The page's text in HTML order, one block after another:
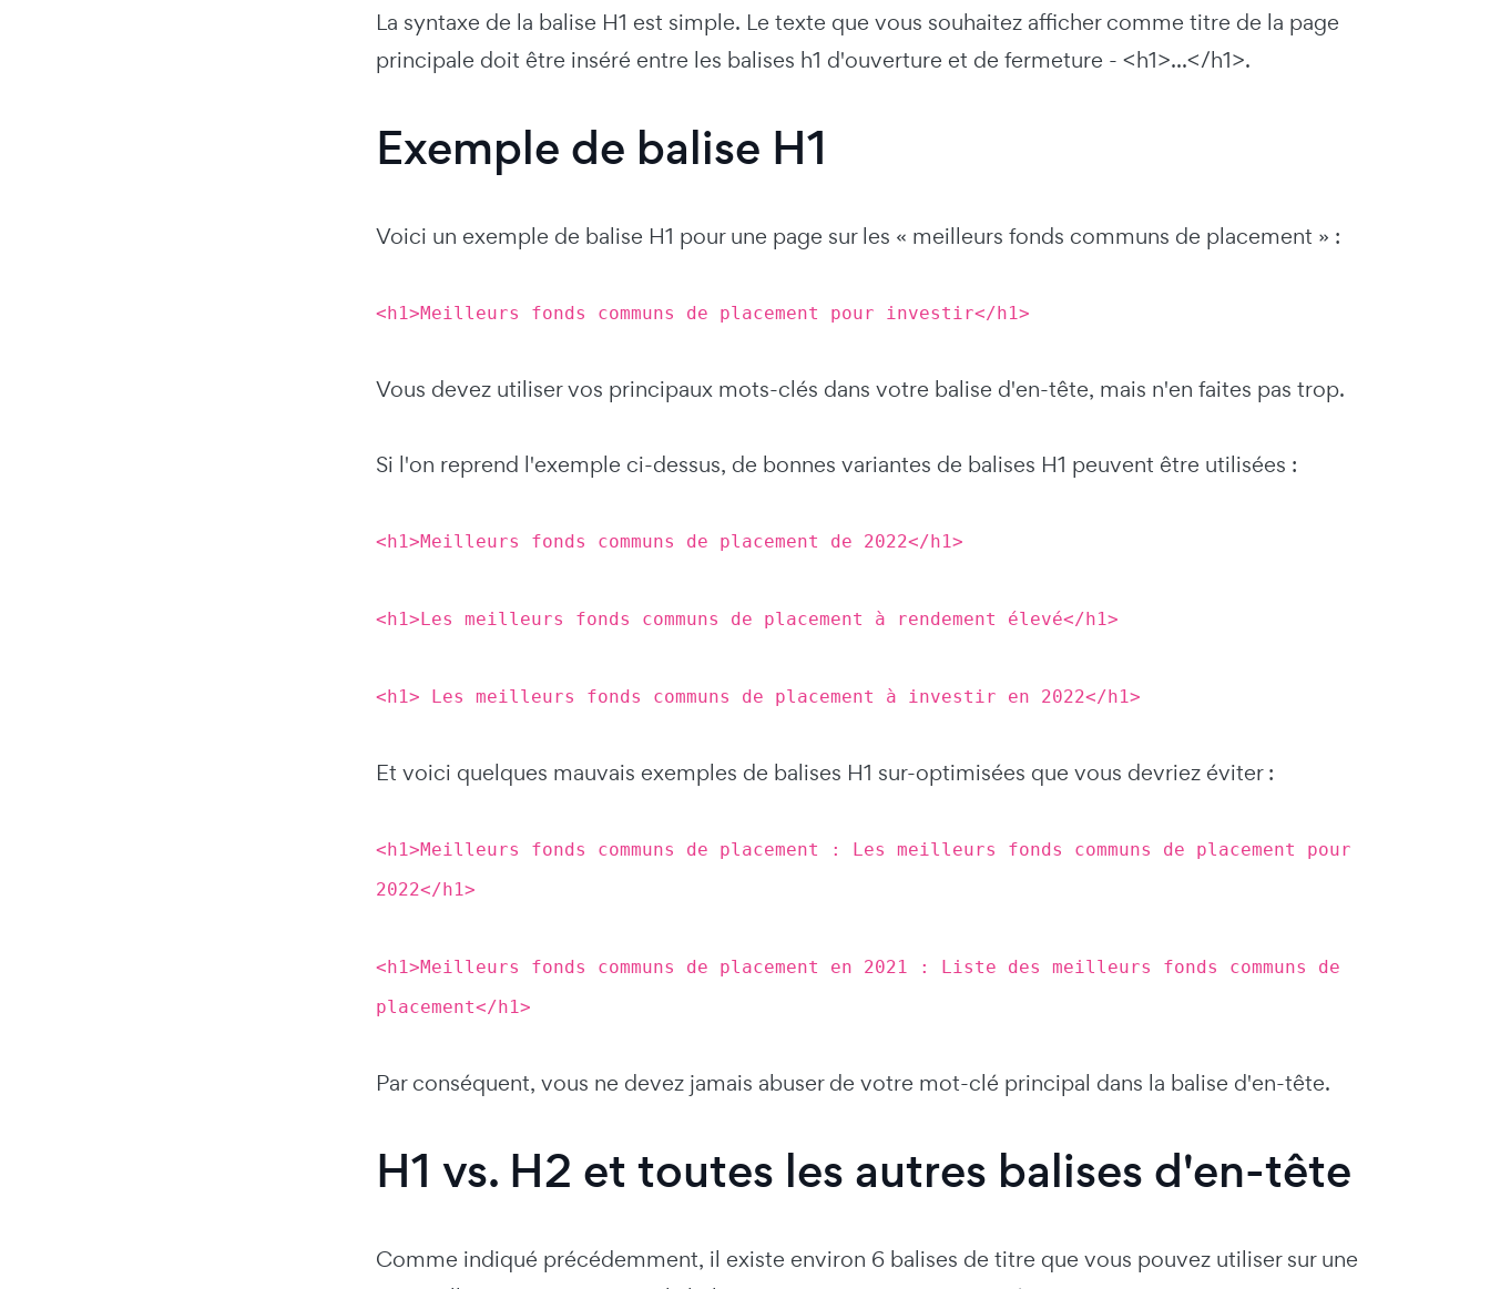
La syntaxe de la balise H1 est simple. Le texte que vous souhaitez afficher comme titre de la page
principale doit être inséré entre les balises h1 d'ouverture et de fermeture - <h1>...</h1>.
Exemple de balise H1
Voici un exemple de balise H1 pour une page sur les « meilleurs fonds communs de placement » :
<h1>Meilleurs fonds communs de placement pour investir</h1>
Vous devez utiliser vos principaux mots-clés dans votre balise d'en-tête, mais n'en faites pas trop.
Si l'on reprend l'exemple ci-dessus, de bonnes variantes de balises H1 peuvent être utilisées :
<h1>Meilleurs fonds communs de placement de 2022</h1>
<h1>Les meilleurs fonds communs de placement à rendement élevé</h1>
<h1> Les meilleurs fonds communs de placement à investir en 2022</h1>
Et voici quelques mauvais exemples de balises H1 sur-optimisées que vous devriez éviter :
<h1>Meilleurs fonds communs de placement : Les meilleurs fonds communs de placement pour
2022</h1>
<h1>Meilleurs fonds communs de placement en 2021 : Liste des meilleurs fonds communs de
placement</h1>
Par conséquent, vous ne devez jamais abuser de votre mot-clé principal dans la balise d'en-tête.
H1 vs. H2 et toutes les autres balises d'en-tête
Comme indiqué précédemment, il existe environ 6 balises de titre que vous pouvez utiliser sur une